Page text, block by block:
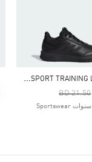
ح
ذاء TENSAUR SPORT TRAINING LACE
Price Reduced From
BD 21.50
To